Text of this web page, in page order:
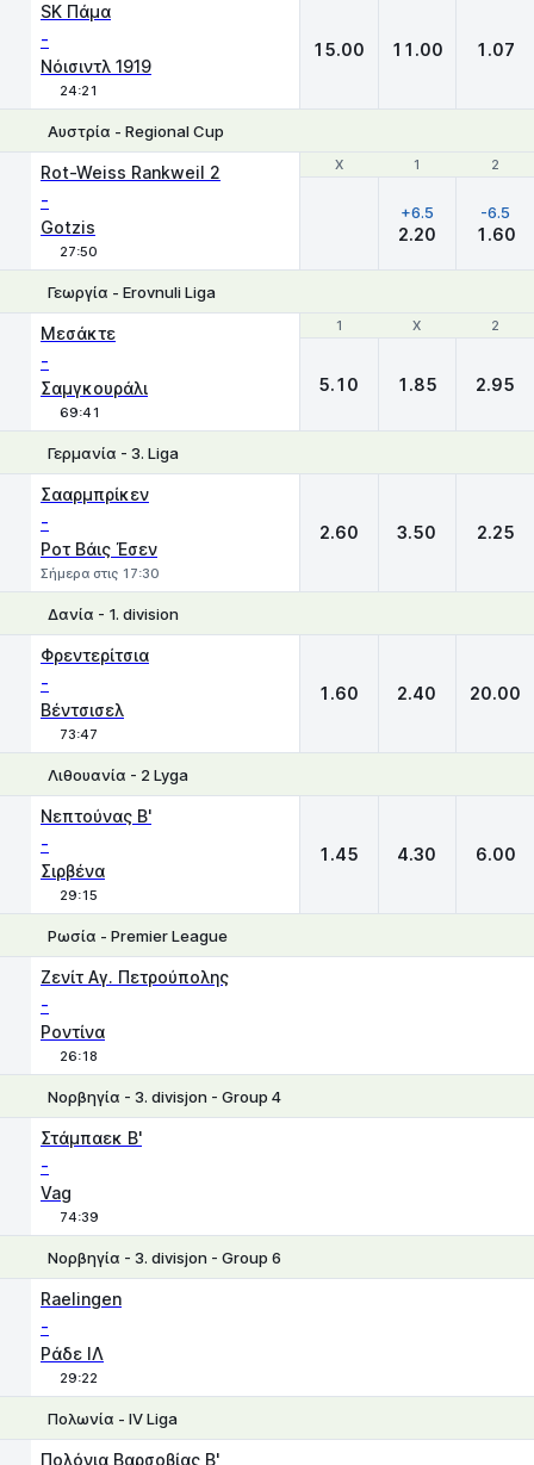
SK Πάμα
-
Νόισιντλ 1919
24:21
15.00 11.00 1.07
Αυστρία - Regional Cup
Χ 1 2
Rot-Weiss Rankweil 2
-
Gotzis
27:50
Χ 1 2
+6.5
2.20
-6.5
1.60
Γεωργία - Erovnuli Liga
1 X 2
Μεσάκτε
-
Σαμγκουράλι
69:41
1 X 2
5.10 1.85 2.95
Γερμανία - 3. Liga
Σααρμπρίκεν
-
Ροτ Βάις Έσεν
Σήμερα στις 17:30
2.60 3.50 2.25
Δανία - 1. division
Φρεντερίτσια
-
Βέντσισελ
73:47
1.60 2.40 20.00
Λιθουανία - 2 Lyga
Νεπτούνας Β'
-
Σιρβένα
29:15
1.45 4.30 6.00
Ρωσία - Premier League
Ζενίτ Αγ. Πετρούπολης
-
Ροντίνα
26:18
Νορβηγία - 3. divisjon - Group 4
Στάμπαεκ Β'
-
Vag
74:39
Νορβηγία - 3. divisjon - Group 6
Raelingen
-
Ράδε ΙΛ
29:22
Πολωνία - IV Liga
Πολόνια Βαρσοβίας Β'